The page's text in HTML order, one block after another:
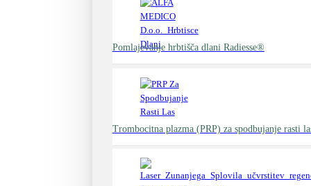
Pomlajevanje hrbtišča dlani Radiesse®
Trombocitna plazma (PRP) za spodbujanje rasti